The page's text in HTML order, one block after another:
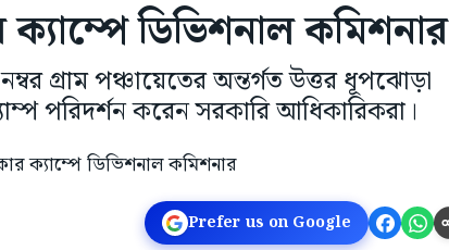
ক্যাম্পে ডিভিশনাল কমিশনার
গ্রাম পঞ্চায়েতের অন্তর্গত উত্তর ধূপঝোড়া
পরিদর্শন করেন সরকারি আধিকারিকরা।
Prefer us on Google